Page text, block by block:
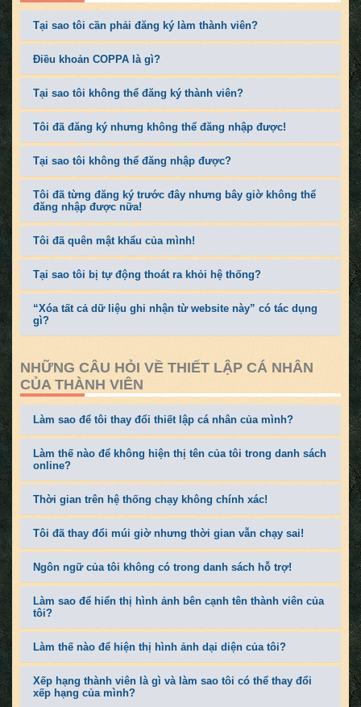
Tại sao tôi cần phải đăng ký làm thành viên?
Điều khoản COPPA là gì?
Tại sao tôi không thể đăng ký thành viên?
Tôi đã đăng ký nhưng không thể đăng nhập được!
Tại sao tôi không thể đăng nhập được?
Tôi đã từng đăng ký trước đây nhưng bây giờ không thể
đăng nhập được nữa!
Tôi đã quên mật khẩu của mình!
Tại sao tôi bị tự động thoát ra khỏi hệ thống?
“Xóa tất cả dữ liệu ghi nhận từ website này” có tác dụng
gì?
NHỮNG CÂU HỎI VỀ THIẾT LẬP CÁ NHÂN
CỦA THÀNH VIÊN
Làm sao để tôi thay đổi thiết lập cá nhân của mình?
Làm thế nào để không hiện thị tên của tôi trong danh sách
online?
Thời gian trên hệ thống chạy không chính xác!
Tôi đã thay đổi múi giờ nhưng thời gian vẫn chạy sai!
Ngôn ngữ của tôi không có trong danh sách hỗ trợ!
Làm sao để hiển thị hình ảnh bên cạnh tên thành viên của
tôi?
Làm thế nào để hiện thị hình ảnh dại diện của tôi?
Xếp hạng thành viên là gì và làm sao tôi có thể thay đổi
xếp hạng của mình?